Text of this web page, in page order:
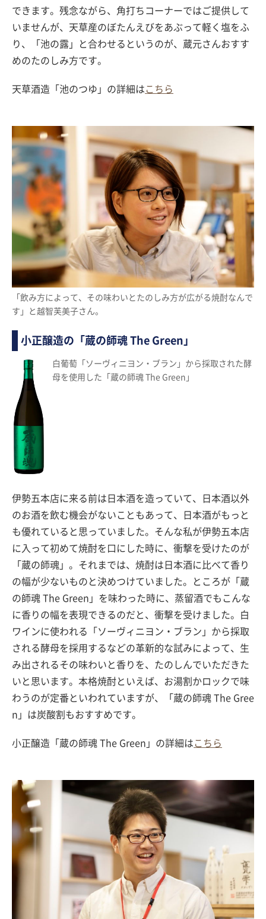
できます。残念ながら、角打ちコーナーではご提供して
いませんが、天草産のぼたんえびをあぶって軽く塩をふ
り、「池の露」と合わせるというのが、蔵元さんおすす
めのたのしみ方です。
天草酒造「池のつゆ」の詳細はこちら
「飲み方によって、その味わいとたのしみ方が広がる焼酎なんで
す」と越智芙美子さん。
小正醸造の「蔵の師魂 The Green」
白葡萄「ソーヴィニヨン・ブラン」から採取された酵
母を使用した「蔵の師魂 The Green」
伊勢五本店に来る前は日本酒を造っていて、日本酒以外
のお酒を飲む機会がないこともあって、日本酒がもっと
も優れていると思っていました。そんな私が伊勢五本店
に入って初めて焼酎を口にした時に、衝撃を受けたのが
「蔵の師魂」。それまでは、焼酎は日本酒に比べて香り
の幅が少ないものと決めつけていました。ところが「蔵
の師魂 The Green」を味わった時に、蒸留酒でもこんな
に香りの幅を表現できるのだと、衝撃を受けました。白
ワインに使われる「ソーヴィニヨン・ブラン」から採取
される酵母を採用するなどの革新的な試みによって、生
み出されるその味わいと香りを、たのしんでいただきた
いと思います。本格焼酎といえば、お湯割かロックで味
わうのが定番といわれていますが、「蔵の師魂 The Gree
n」は炭酸割もおすすめです。
小正醸造「蔵の師魂 The Green」の詳細はこちら